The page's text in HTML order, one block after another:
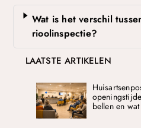
Wat is het verschil
rioolinspectie?
LAATSTE ARTIKELEN
bellen en